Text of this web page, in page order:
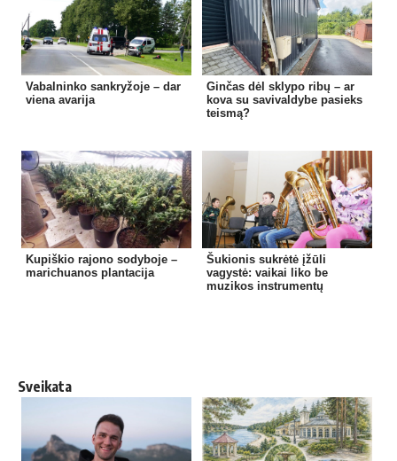
Vabalninko sankryžoje – dar
viena avarija
Ginčas dėl sklypo ribų – ar
kova su savivaldybe pasieks
teismą?
Kupiškio rajono sodyboje –
marichuanos plantacija
Šukionis sukrėtė įžūli
vagystė: vaikai liko be
muzikos instrumentų
Sveikata